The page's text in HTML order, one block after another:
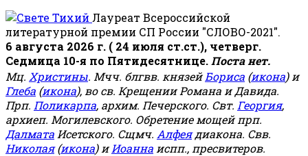
Лауреат Всероссийской
литературной премии СП России "СЛОВО-2021".
6 августа 2026 г. ( 24 июля ст.ст.), четверг.
Седмица 10-я по Пятидесятнице. Поста нет.
Мц. Христины. Мчч. блгвв. князейБориса (икона) и
Глеба (икона), во св. Крещении Романа и Давида.
Прп. Поликарпа, архим. Печерского. Свт. Георгия,
архиеп. Могилевского. Обретение мощей прп.
Далмата Исетского. Сщмч. Алфеядиакона. Свв.
Николая(икона) иИоанна испп., пресвитеров.